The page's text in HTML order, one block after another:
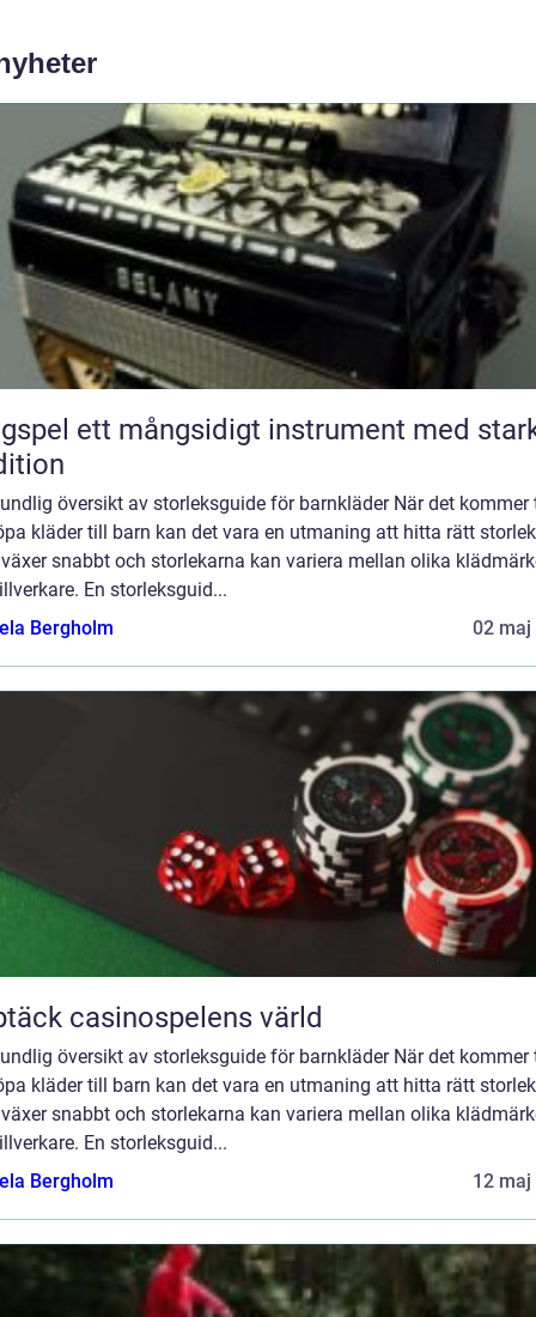
instrument med stark
översikt av storleksguide för barnkläder När det kommer
kläder till barn kan det vara en utmaning att hitta rätt
snabbt och storlekarna kan variera mellan olika
En storleksguid...
Bergholm
02 maj
casinospelens värld
översikt av storleksguide för barnkläder När det kommer
kläder till barn kan det vara en utmaning att hitta rätt
snabbt och storlekarna kan variera mellan olika
En storleksguid...
Bergholm
12 maj